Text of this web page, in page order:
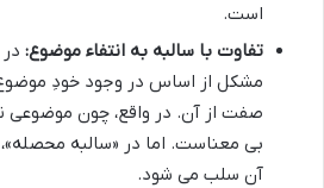
است.
تفاوت با سالبه به انتفاء موضوع:
مشکل از اساس در وجود خودِ
صفت از آن. در واقع، چون
بی معناست. اما در «سالبه
آن سلب می شود.